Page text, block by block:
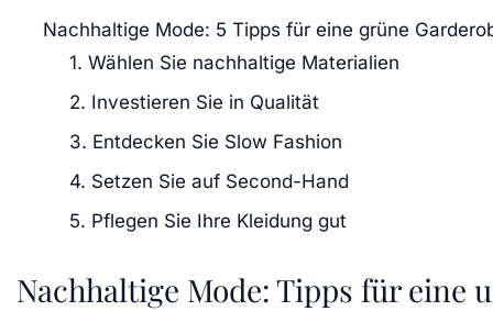
Nachhaltige Mode: 5 Tipps für eine grüne
1. Wählen Sie nachhaltige Materialien
2. Investieren Sie in Qualität
3. Entdecken Sie Slow Fashion
4. Setzen Sie auf Second-Hand
5. Pflegen Sie Ihre Kleidung gut
Nachhaltige Mode: Tipps für eine